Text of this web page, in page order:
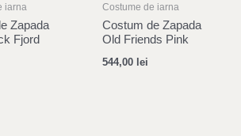
iarna
Zapada
Fjord
Costume de iarna
Costum de Zapada
Old Friends Pink
544,00 lei